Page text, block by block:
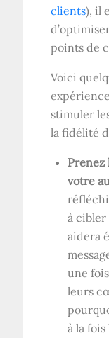
clients), il
points de
Voici
stimuler
la fidélité
Prenez
votre
à cibler
aidera
une
leurs
à la